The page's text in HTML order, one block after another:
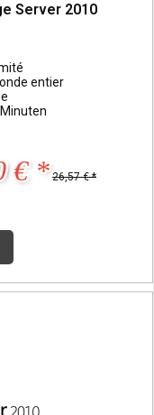
Server 2010
entier
€ * 26,57 € *